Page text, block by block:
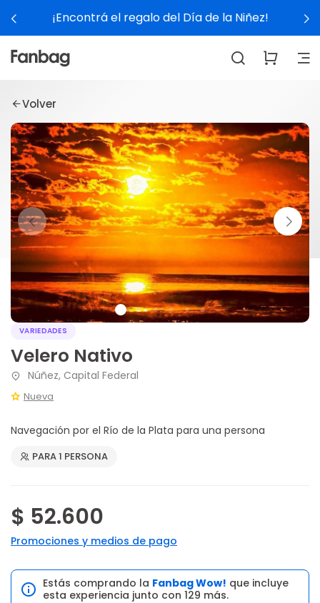
¡Encontrá el regalo del Día de la Niñez!
Volver
VARIEDADES
Velero Nativo
Núñez, Capital Federal
Nueva
Navegación por el Río de la Plata para una persona
PARA 1 PERSONA
$ 52.600
Promociones y medios de pago
Estás comprando la Fanbag Wow! que incluye
esta experiencia junto con 129 más.